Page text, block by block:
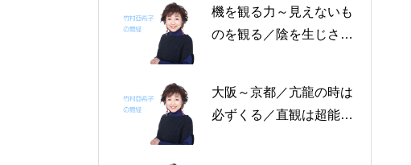
機を観る力～見えないも
のを観る／陰を生じさせ
月4日～2月8日の5日分
の易経一日一言
大阪～京都／亢龍の時は
必ずくる／直観は超能力